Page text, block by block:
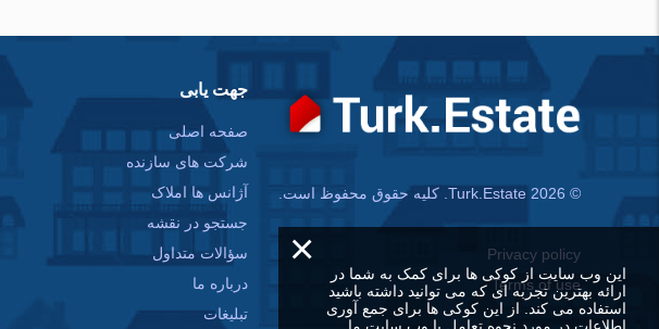
© Turk.Estate 2026. کلیه حقوق محفوظ است.
Privacy policy
Terms of use
جهت یابی
صفحه اصلی
شرکت های سازنده
آژانس ها املاک
جستجو در نقشه
سؤالات متداول
درباره ما
تبلیغات
×
این وب سایت از کوکی ها برای کمک به شما در
ارائه بهترین تجربه ای که می توانید داشته باشید
استفاده می کند. از این کوکی ها برای جمع آوری